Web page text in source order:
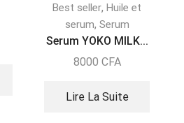
Best seller,Huile et
serum, Serum
Serum YOKO MILK...
8000 CFA
Lire La Suite